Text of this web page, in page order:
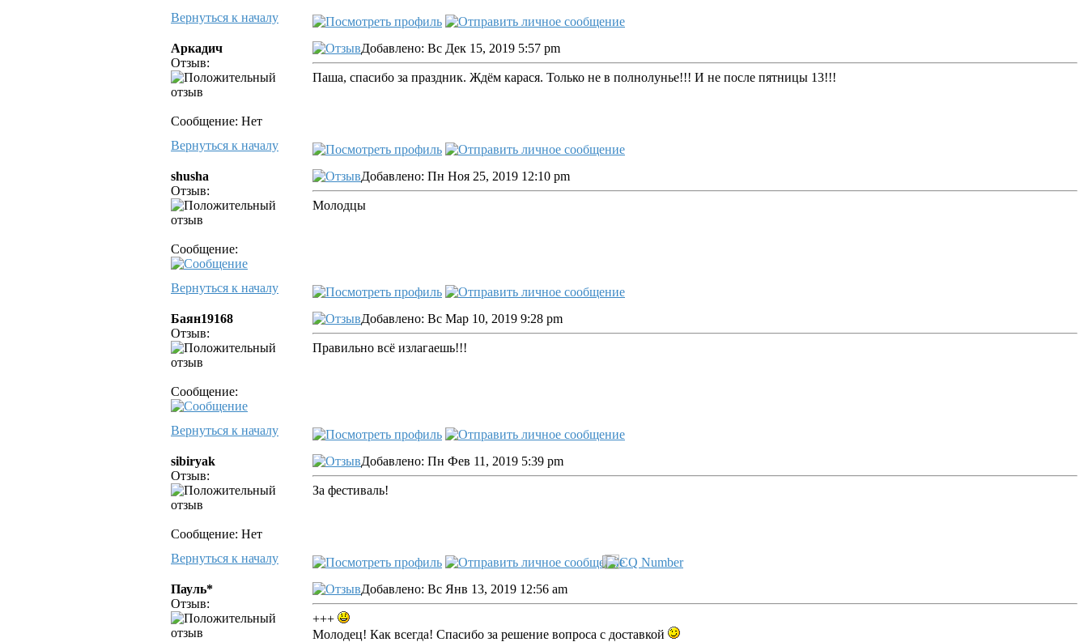
Вернуться к началу
Аркадич
Отзыв:
Сообщение: Нет
Добавлено: Вс Дек 15, 2019 5:57 pm
Паша, спасибо за праздник. Ждём карася. Только не в полнолунье!!! И не после пятницы 13!!!
Вернуться к началу
shusha
Отзыв:
Сообщение:
Добавлено: Пн Ноя 25, 2019 12:10 pm
Молодцы
Вернуться к началу
Баян19168
Отзыв:
Сообщение:
Добавлено: Вс Мар 10, 2019 9:28 pm
Правильно всё излагаешь!!!
Вернуться к началу
sibiryak
Отзыв:
Сообщение: Нет
Добавлено: Пн Фев 11, 2019 5:39 pm
За фестиваль!
Вернуться к началу
Пауль*
Отзыв:
Добавлено: Вс Янв 13, 2019 12:56 am
+++
Молодец! Как всегда! Спасибо за решение вопроса с доставкой